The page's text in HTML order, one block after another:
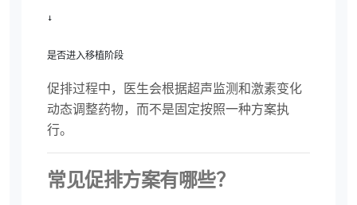
↓
是否进入移植阶段
促排过程中，医生会根据超声监测和激素变化
动态调整药物，而不是固定按照一种方案执
行。
常见促排方案有哪些？